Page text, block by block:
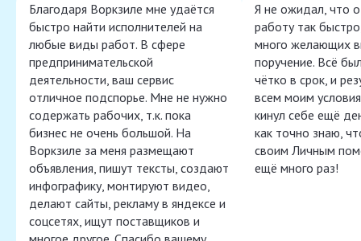
Благодаря Воркзиле мне удаётся
быстро найти исполнителей на
любые виды работ. В сфере
предпринимательской
деятельности, ваш сервис
отличное подспорье. Мне не нужно
содержать рабочих, т.к. пока
бизнес не очень большой. На
Воркзиле за меня размещают
объявления, пишут тексты, создают
инфографику, монтируют видео,
делают сайты, рекламу в яндексе и
соцсетях, ищут поставщиков и
Я не ожидал, что
работу так
много желающих
поручение. Всё
чётко в срок, и
всем моим
кинул себе ещё
как точно знаю,
своим Личным
ещё много раз!